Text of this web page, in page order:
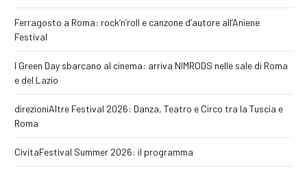
Ferragosto a Roma: rock’n’roll e canzone d’autore all’Aniene
Festival
I Green Day sbarcano al cinema: arriva NIMRODS nelle sale di Roma
e del Lazio
direzioniAltre Festival 2026: Danza, Teatro e Circo tra la Tuscia e
Roma
CivitaFestival Summer 2026: il programma